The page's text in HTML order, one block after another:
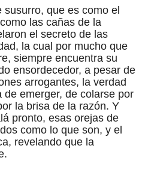
que es como el
las cañas de la
el secreto de las
la cual por mucho que
siempre encuentra su
ensordecedor, a pesar de
arrogantes, la verdad
emerger, de colarse por
la brisa de la razón. Y
pronto, esas orejas de
como lo que son, y el
revelando que la